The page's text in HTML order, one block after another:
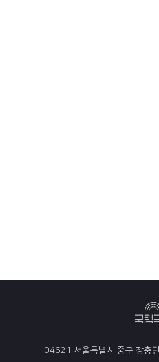
04621 서울특별시 중구 장충